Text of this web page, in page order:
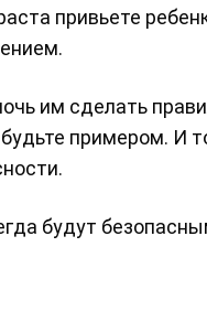
привьете
им сделать
примером. И
будут